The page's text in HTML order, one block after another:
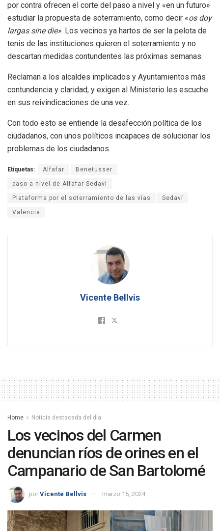
por contra ofrecen el corte del paso a nivel y «en un futuro»
estudiar la propuesta de soterramiento, como decir «os doy
largas sine die». Los vecinos ya hartos de ser la pelota de
tenis de las instituciones quieren el soterramiento y no
descartan medidas contundentes las próximas semanas.
Reclaman a los alcaldes implicados y Ayuntamientos más
contundencia y claridad, y exigen al Ministerio les escuche
en sus reivindicaciones de una vez.
Con todo esto se entiende la desafección política de los
ciudadanos, con unos políticos incapaces de solucionar los
problemas de los ciudadanos.
Etiquetas: Alfafar Benetusser
paso a nivel de Alfafar-Sedaví
Plataforma por el soterramiento de las vías Sedaví
Valencia
Vicente Bellvis
Home Noticia destacada del día
Los vecinos del Carmen
denuncian ríos de orines en el
Campanario de San Bartolomé
por Vicente Bellvis marzo 15, 2024